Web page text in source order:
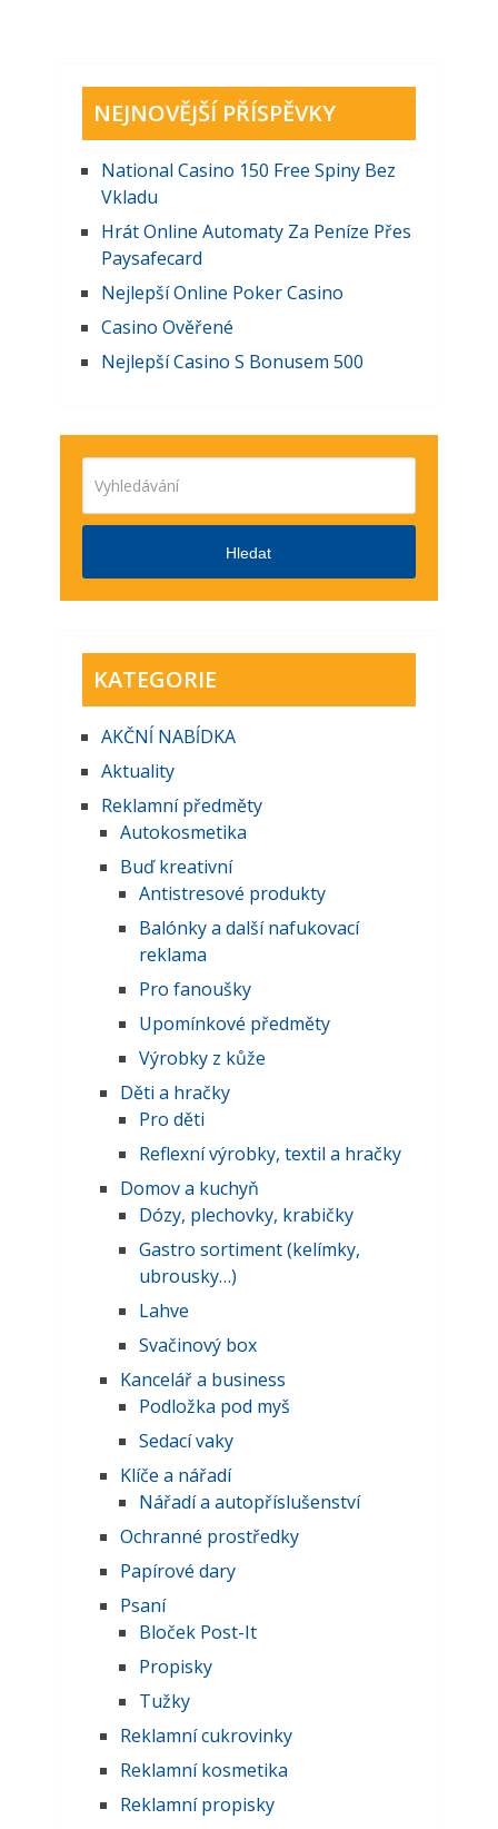
NEJNOVĚJŠÍ PŘÍSPĚVKY
National Casino 150 Free Spiny Bez
Vkladu
Hrát Online Automaty Za Peníze Přes
Paysafecard
Nejlepší Online Poker Casino
Casino Ověřené
Nejlepší Casino S Bonusem 500
Hledat
KATEGORIE
AKČNĺ NABĺDKA
Aktuality
Reklamní předměty
Autokosmetika
Buď kreativní
Antistresové produkty
Balónky a další nafukovací
reklama
Pro fanoušky
Upomínkové předměty
Výrobky z kůže
Děti a hračky
Pro děti
Reflexní výrobky, textil a hračky
Domov a kuchyň
Dózy, plechovky, krabičky
Gastro sortiment (kelímky,
ubrousky…)
Lahve
Svačinový box
Kancelář a business
Podložka pod myš
Sedací vaky
Klíče a nářadí
Nářadí a autopříslušenství
Ochranné prostředky
Papírové dary
Psaní
Bloček Post-It
Propisky
Tužky
Reklamní cukrovinky
Reklamní kosmetika
Reklamní propisky